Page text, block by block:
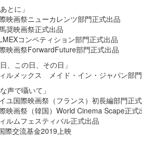
とに」
映画祭ニューカレンツ部門正式出品
奨映画祭正式出品
コンペティション部門正式出品
映画祭ForwardFuture部門正式出品
、この日、その日」
ルメックス メイド・イン・ジャパン部
声で囁いて」
ユ国際映画祭（フランス）初長編部門正
映画祭（韓国）World Cinema Scape正式
ルムフェスティバル正式出品
際交流基金2019上映